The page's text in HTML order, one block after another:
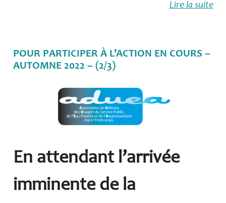
Lire la suite
POUR PARTICIPER À L’ACTION EN COURS –
AUTOMNE 2022 – (2/3)
En attendant l’arrivée
imminente de la